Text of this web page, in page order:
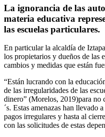
La ignorancia de las
materia educativa
las escuelas particulares.
En particular la alcaldía de
los propietarios y dueños de las
cambios y medidas que están
“Están lucrando con la
de las irregularidades de las
dinero” (Morelos, 2019)para no
´s. Estas amenazas han llevado
pagos irregulares y hasta al
con las solicitudes de estas